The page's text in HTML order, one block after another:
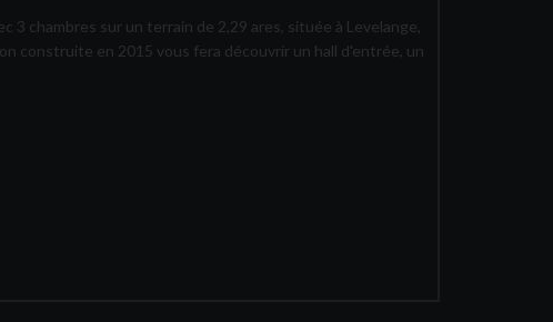
3 chambres sur un terrain de 2,29 ares, située à Levelange,
construite en 2015 vous fera découvrir un hall d'entrée, un